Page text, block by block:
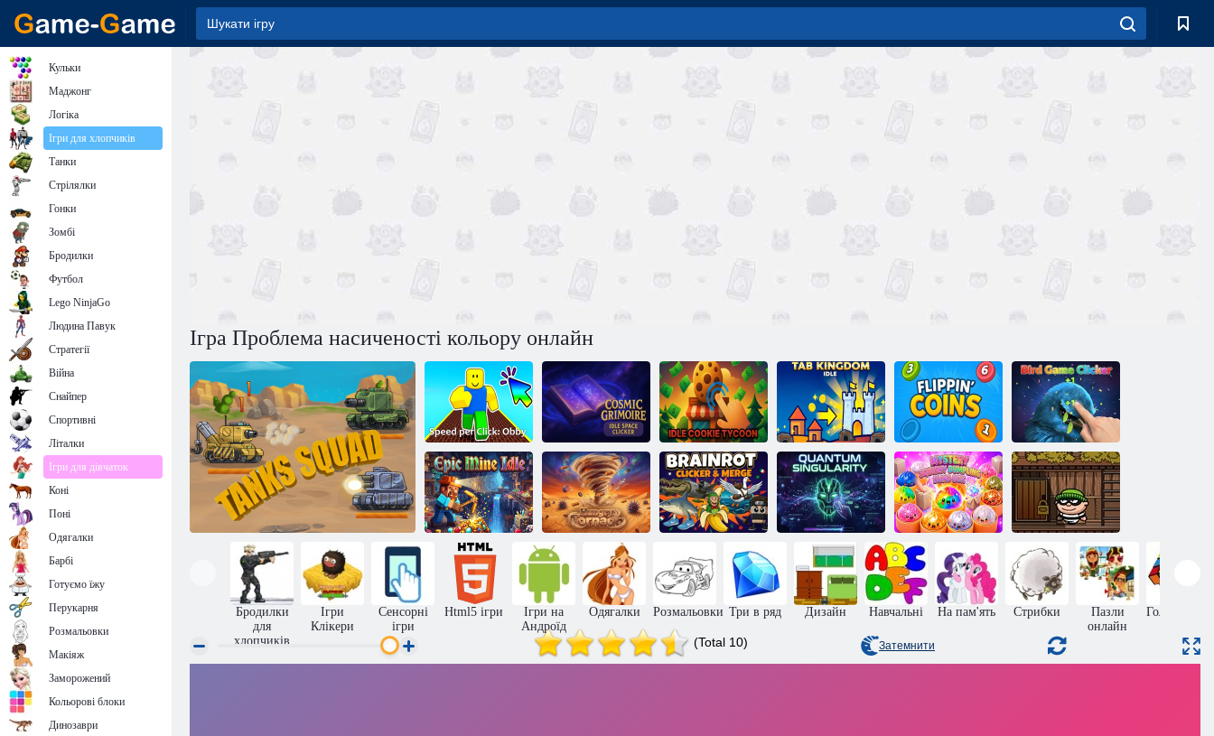
Ігра Проблема насиченості кольору онлайн
Натиснення
швидкості:
Оббі
Cosmic
Grimoire –
космічний
клікер
Випічка Tycoon
Королівство
Tab
Підкидання
монети
Клікер із
птахами
Епічний
видобуток
Голодний
Торнадо
Брейнрот
Клікер та
Квантова
сингулярність
Загадковий
м'який
пельмень у
закритій
коробці
Грабіжник Боб
Бродилки
для
хлопчиків
Ігри
Клікери
Сенсорні
ігри
Html5 ігри
Ігри на
Андроїд
Одягалки Розмальовки Три в ряд Дизайн Навчальні На пам'ять Стрибки
Пазли
онлайн
(Total 10) Затемнити
Кульки
Маджонг
Логіка
Ігри для хлопчиків
Танки
Стрілялки
Гонки
Зомбі
Бродилки
Футбол
Lego NinjaGo
Людина Павук
Стратегії
Війна
Снайпер
Спортивні
Літалки
Ігри для дівчаток
Коні
Поні
Одягалки
Барбі
Готуємо їжу
Перукарня
Розмальовки
Макіяж
Заморожений
Кольорові блоки
Динозаври